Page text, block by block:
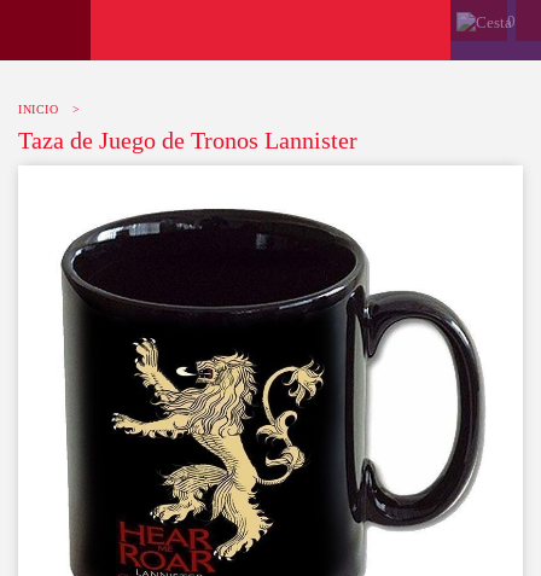
0
INICIO >
Taza de Juego de Tronos Lannister